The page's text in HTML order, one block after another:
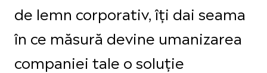
de lemn corporativ, îți dai seama
în ce măsură devine umanizarea
companiei tale o soluție